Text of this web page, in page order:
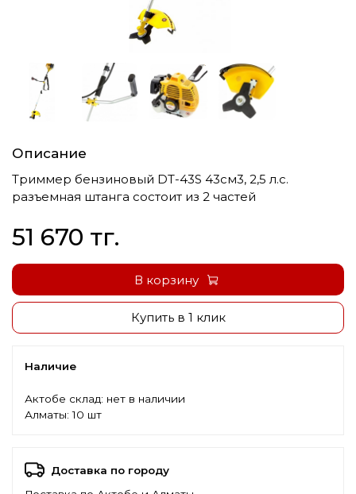
Описание
Триммер бензиновый DT-43S 43см3, 2,5 л.с.
разъемная штанга состоит из 2 частей
51 670 тг.
В корзину
Купить в 1 клик
Наличие
Актобе склад: нет в наличии
Алматы:10 шт
Доставка по городу